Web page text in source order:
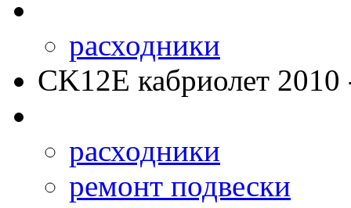
расходники
CK12E кабриолет 2010
расходники
ремонт подвески